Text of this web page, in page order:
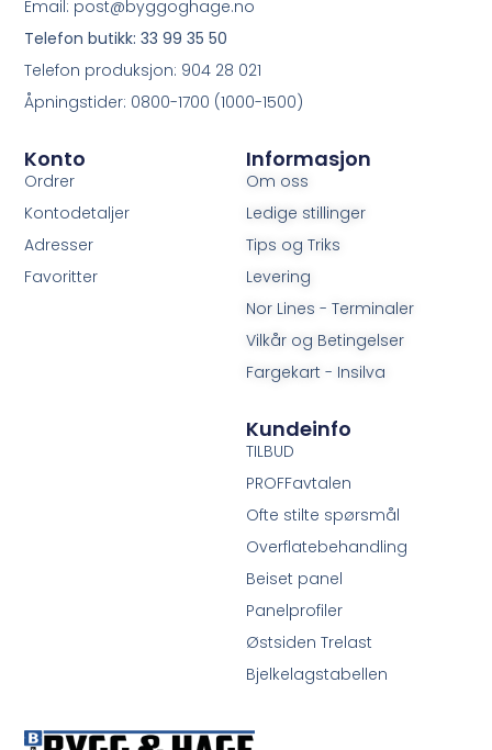
Informasjon
Om oss
Ledige stillinger
Tips og Triks
Levering
Nor Lines - Terminaler
Vilkår og Betingelser
Fargekart - Insilva
Konto
Ordrer
Kontodetaljer
Adresser
Favoritter
Kundeinfo
TILBUD
PROFFavtalen
Ofte stilte spørsmål
Overflatebehandling
Beiset panel
Panelprofiler
Østsiden Trelast
Bjelkelagstabellen
Email: post@byggoghage.no
Telefon butikk: 33 99 35 50
Telefon produksjon: 904 28 021
Åpningstider: 0800-1700 (1000-1500)